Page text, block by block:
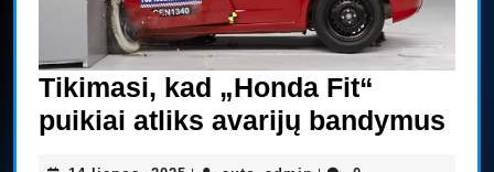
Tikimasi, kad „Honda Fit“
puikiai atliks avarijų bandymus